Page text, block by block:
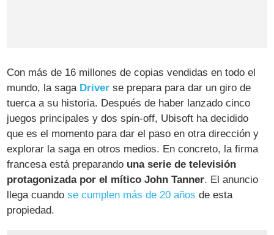
Con más de 16 millones de copias vendidas en todo el
mundo, la saga Driver se prepara para dar un giro de
tuerca a su historia. Después de haber lanzado cinco
juegos principales y dos spin-off, Ubisoft ha decidido
que es el momento para dar el paso en otra dirección y
explorar la saga en otros medios. En concreto, la firma
francesa está preparando una serie de televisión
protagonizada por el mítico John Tanner. El anuncio
llega cuandose cumplen más de 20 años de esta
propiedad.